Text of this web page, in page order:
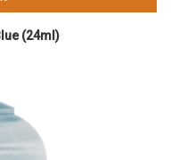
(24ml)